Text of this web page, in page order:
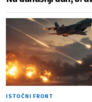
ISTOČNI FRONT